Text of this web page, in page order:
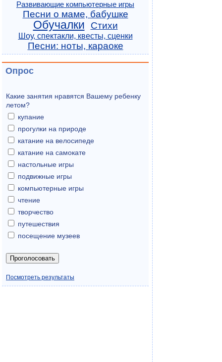
Развивающие компьютерные игры
Песни о маме, бабушке
Обучалки Стихи
Шоу, спектакли, квесты, сценки
Песни: ноты, караоке
Опрос
Какие занятия нравятся Вашему ребенку
летом?
купание
прогулки на природе
катание на велосипеде
катание на самокате
настольные игры
подвижные игры
компьютерные игры
чтение
творчество
путешествия
посещение музеев
Посмотреть результаты